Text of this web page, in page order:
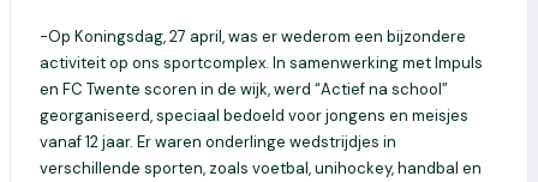
-Op Koningsdag, 27 april, was er wederom een bijzondere
activiteit op ons sportcomplex. In samenwerking met Impuls
en FC Twente scoren in de wijk, werd “Actief na school”
georganiseerd, speciaal bedoeld voor jongens en meisjes
vanaf 12 jaar. Er waren onderlinge wedstrijdjes in
verschillende sporten, zoals voetbal, unihockey, handbal en